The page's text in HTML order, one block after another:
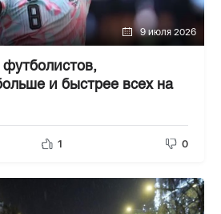
9 июля 2026
и быстрее всех на
1 0